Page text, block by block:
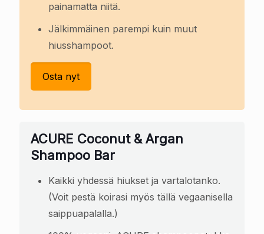
painamatta niitä.
Jälkimmäinen parempi kuin muut
hiusshampoot.
Osta nyt
ACURE Coconut & Argan
Shampoo Bar
Kaikki yhdessä hiukset ja vartalotanko.
(Voit pestä koirasi myös tällä vegaanisella
saippuapalalla.)